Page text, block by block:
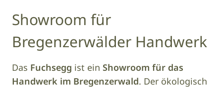
Showroom für
Bregenzerwälder Handwerk
Das Fuchsegg ist ein Showroom für das
Handwerk im Bregenzerwald. Der ökologisch